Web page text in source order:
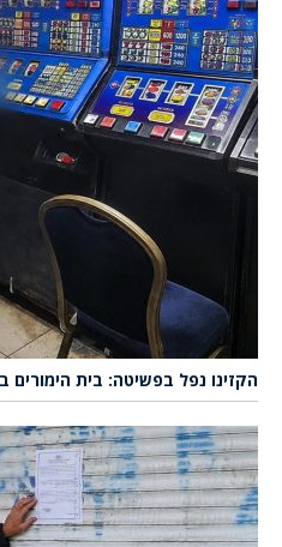
הקזינו נפל בפשיטה: בית הימורים